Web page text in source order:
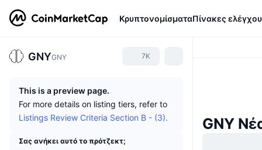
ΚρυπτονομίσματαΠίνακες ελέγχου
GNYGNY 7K
This is a preview page.
For more details on listing tiers, refer to
Listings Review Criteria Section B - (3).
Σας ανήκει αυτό το πρότζεκτ;
GNY